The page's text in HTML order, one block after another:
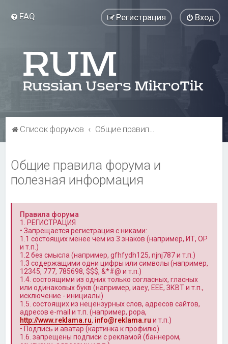
FAQ Вход
Регистрация
Список форумов Общие правила форума и полезная информация
Общие правила форума и
полезная информация
Правила форума
1. РЕГИСТРАЦИЯ
• Запрещается регистрация с никами:
1.1 состоящих менее чем из 3 знаков (например, ИТ, OP
и т.п.)
1.2 без смысла (например, gfhfydh125, njnj787 и т.п.)
1.3 содержащими одни цифры или символы (например,
12345, 777, 785698, $$$, &*#@ и т.п.)
1.4. состоящими из одних только согласных, гласных
или одинаковых букв (например, иаеу, ЕЕЕ, ЗКВТ и т.п.,
исключение - инициалы)
1.5. состоящих из нецензурных слов, адресов сайтов,
адресов e-mail и т.п. (например, popa,
http://www.reklama.ru, info@reklama.ru и т.п.)
• Подпись и аватар (картинка к профилю)
1.6. запрещены подписи с рекламой (баннером,